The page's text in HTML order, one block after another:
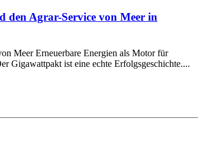
den Agrar-Service von Meer in
Meer Erneuerbare Energien als Motor für
Gigawattpakt ist eine echte Erfolgsgeschichte....